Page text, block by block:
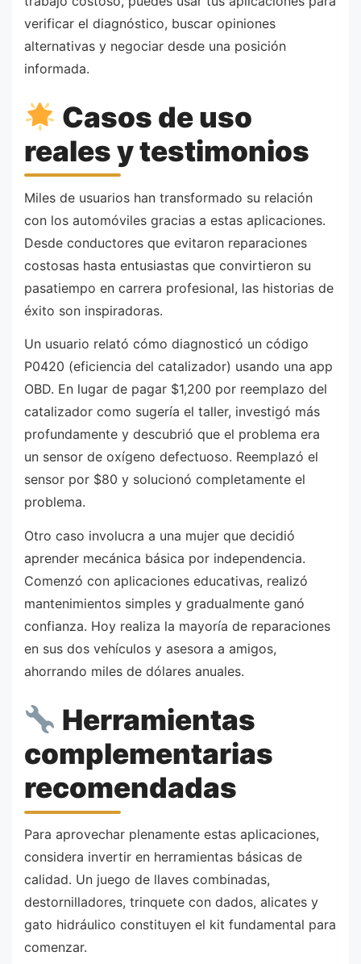
verificar el diagnóstico, buscar opiniones
alternativas y negociar desde una posición
informada.
Casos de uso
reales y testimonios
Miles de usuarios han transformado su relación
con los automóviles gracias a estas aplicaciones.
Desde conductores que evitaron reparaciones
costosas hasta entusiastas que convirtieron su
pasatiempo en carrera profesional, las historias de
éxito son inspiradoras.
Un usuario relató cómo diagnosticó un código
P0420 (eficiencia del catalizador) usando una app
OBD. En lugar de pagar $1,200 por reemplazo del
catalizador como sugería el taller, investigó más
profundamente y descubrió que el problema era
un sensor de oxígeno defectuoso. Reemplazó el
sensor por $80 y solucionó completamente el
problema.
Otro caso involucra a una mujer que decidió
aprender mecánica básica por independencia.
Comenzó con aplicaciones educativas, realizó
mantenimientos simples y gradualmente ganó
confianza. Hoy realiza la mayoría de reparaciones
en sus dos vehículos y asesora a amigos,
ahorrando miles de dólares anuales.
Herramientas
complementarias
recomendadas
Para aprovechar plenamente estas aplicaciones,
considera invertir en herramientas básicas de
calidad. Un juego de llaves combinadas,
destornilladores, trinquete con dados, alicates y
gato hidráulico constituyen el kit fundamental para
comenzar.